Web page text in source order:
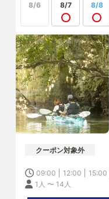
8/6
8/7
8/8
クーポン対象外
09:00 12:00
15:00
1人 〜 14人